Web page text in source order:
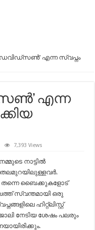
എന്ന സ്വപ്നം
എന്ന
7,393 Views
നാട്ടിൽ
തന്നെ ബൈക്കുകളോട്
സ്വന്തമായി ഒരു
ഹിറ്റ്ലിസ്റ്റ്
നേടിയ ശേഷം പലരും